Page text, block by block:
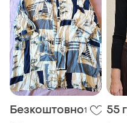
Безкоштовно1 55